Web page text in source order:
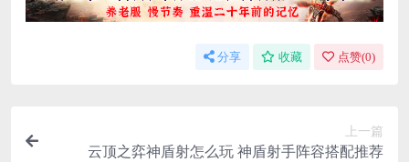
分享 收藏 点赞(0)
上一篇
云顶之弈神盾射怎么玩 神盾射手阵容搭配推荐